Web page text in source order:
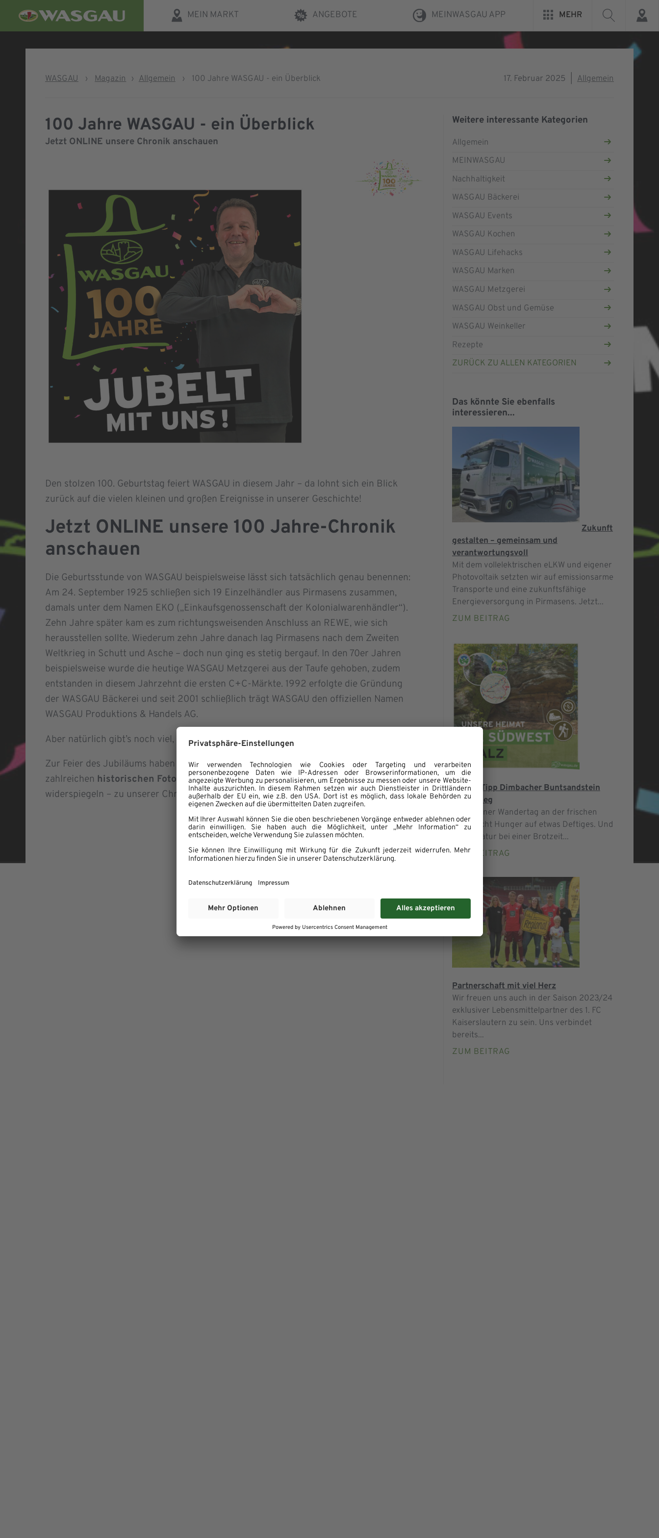
MEIN MARKT ANGEBOTE MEINWASGAU APP MEHR
WASGAU › Magazin › Allgemein › 100 Jahre WASGAU - ein Überblick 17. Februar 2025 Allgemein
100 Jahre WASGAU - ein Überblick
Jetzt ONLINE unsere Chronik anschauen
Den stolzen 100. Geburtstag feiert WASGAU in diesem Jahr – da lohnt sich ein Blick
zurück auf die vielen kleinen und großen Ereignisse in unserer Geschichte!
Jetzt ONLINE unsere 100 Jahre-Chronik
anschauen
Die Geburtsstunde von WASGAU beispielsweise lässt sich tatsächlich genau benennen:
Am 24. September 1925 schließen sich 19 Einzelhändler aus Pirmasens zusammen,
damals unter dem Namen EKO („Einkaufsgenossenschaft der Kolonialwarenhändler“).
Zehn Jahre später kam es zum richtungsweisenden Anschluss an REWE, wie sich
herausstellen sollte. Wiederum zehn Jahre danach lag Pirmasens nach dem Zweiten
Weltkrieg in Schutt und Asche – doch nun ging es stetig bergauf. In den 70er Jahren
beispielsweise wurde die heutige WASGAU Metzgerei aus der Taufe gehoben, zudem
entstanden in diesem Jahrzehnt die ersten C+C-Märkte. 1992 erfolgte die Gründung
der WASGAU Bäckerei und seit 2001 schließlich trägt WASGAU den offiziellen Namen
WASGAU Produktions & Handels AG.
Aber natürlich gibt’s noch viel, viel mehr zu erzählen!
Zur Feier des Jubiläums haben wir alle unsere Meilensteinezusammengetragen mit
zahlreichen historischen Fotos
, die ganz typisch immer die Zeichen ihrer Zeit
widerspiegeln – zu unserer Chronik geht’shier.
Weitere interessante Kategorien
Allgemein
MEINWASGAU
Nachhaltigkeit
WASGAU Bäckerei
WASGAU Events
WASGAU Kochen
WASGAU Lifehacks
WASGAU Marken
WASGAU Metzgerei
WASGAU Obst und Gemüse
WASGAU Weinkeller
Rezepte
ZURÜCK ZU ALLEN KATEGORIEN
Das könnte Sie ebenfalls
interessieren...
Zukunft
gestalten – gemeinsam und
verantwortungsvoll
Mit dem vollelektrischen eLKW und eigener
Photovoltaik setzten wir auf emissionsarme
Transporte und eine zukunftsfähige
Energieversorgung in Pirmasens. Jetzt...
ZUM BEITRAG
WanderTipp Dimbacher Buntsandstein
Höhenweg
Ein schöner Wandertag an der frischen
Luft macht Hunger auf etwas Deftiges. Und
in der Natur bei einer Brotzeit...
ZUM BEITRAG
Partnerschaft mit viel Herz
Wir freuen uns auch in der Saison 2023/24
exklusiver Lebensmittelpartner des 1. FC
Kaiserslautern zu sein. Uns verbindet
bereits...
ZUM BEITRAG